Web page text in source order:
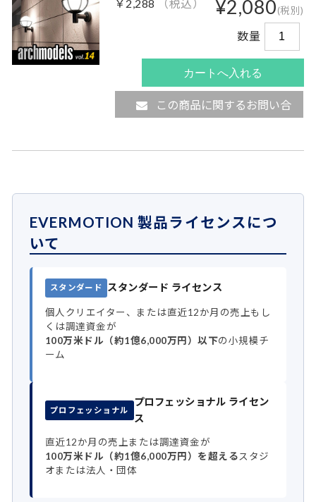
¥2,080(税別)
￥2,288 （税込）
数量
この商品に関するお問い合
EVERMOTION 製品ライセンスにつ
いて
スタンダード スタンダード ライセンス
個人クリエイター、または直近12か月の売上もし
くは調達資金が
100万米ドル（約1億6,000万円）以下の小規模チ
ーム
プロフェッショナル
プロフェッショナル ライセン
ス
直近12か月の売上または調達資金が
100万米ドル（約1億6,000万円）を超えるスタジ
オまたは法人・団体